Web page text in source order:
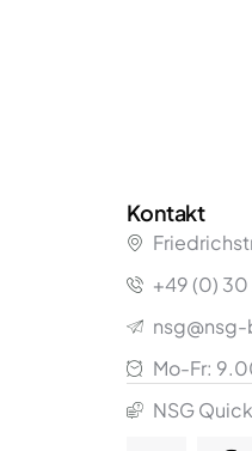
Kontakt
+49 (0)
Mo-Fr:
NSG